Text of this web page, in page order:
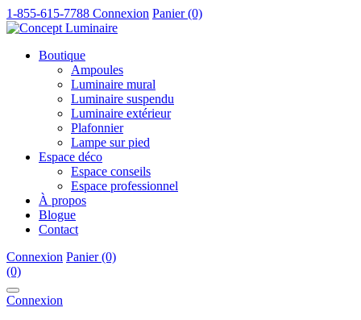
1-855-615-7788 Connexion Panier (0)
Boutique
Ampoules
Luminaire mural
Luminaire suspendu
Luminaire extérieur
Plafonnier
Lampe sur pied
Espace déco
Espace conseils
Espace professionnel
À propos
Blogue
Contact
Connexion Panier (0)
(0)
Connexion